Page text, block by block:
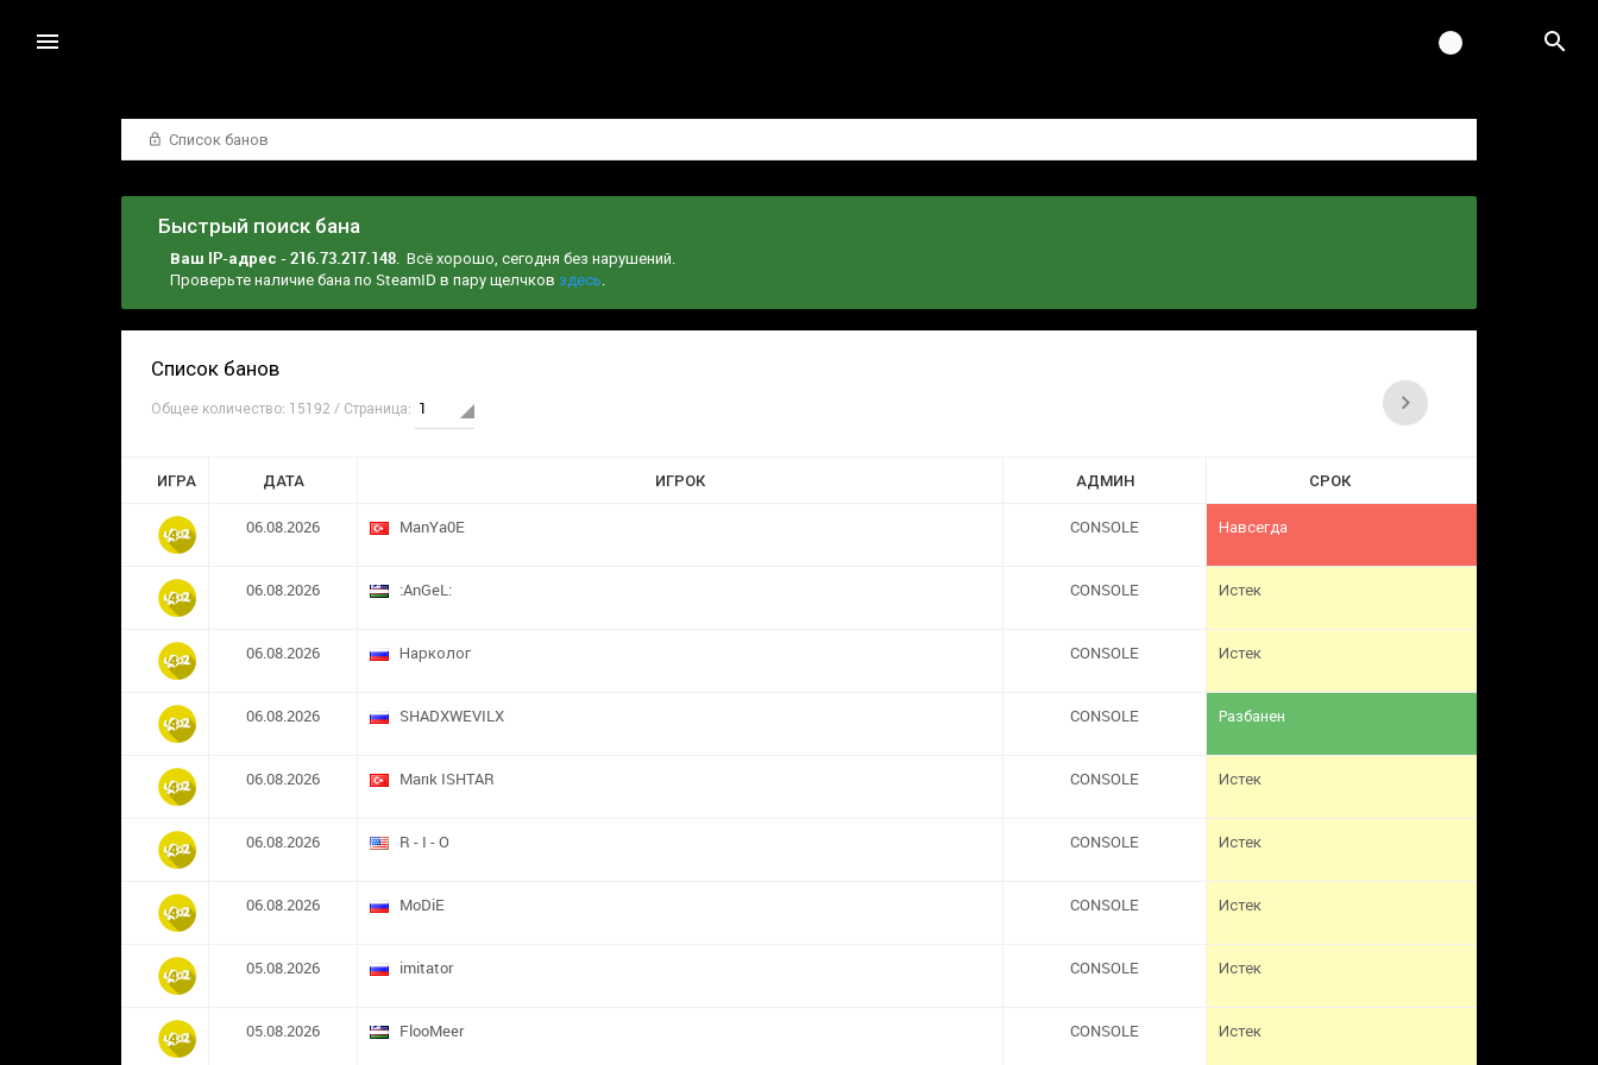
Список банов
Быстрый поиск бана
Ваш IP-адрес - 216.73.217.148. Всё хорошо, сегодня без нарушений.
Проверьте наличие бана по SteamID в пару щелчков здесь.
Список банов
Общее количество: 15192 / Страница:
ИГРА ДАТА ИГРОК АДМИН СРОК
06.08.2026 ManYa0E CONSOLE Навсегда
06.08.2026 :AnGeL: CONSOLE Истек
06.08.2026 Нарколог CONSOLE Истек
06.08.2026 SHADXWEVILX CONSOLE Разбанен
06.08.2026 Marık ISHTAR CONSOLE Истек
06.08.2026 R - I - O CONSOLE Истек
06.08.2026 MoDiE CONSOLE Истек
05.08.2026 imitator CONSOLE Истек
05.08.2026 FlooMeer CONSOLE Истек